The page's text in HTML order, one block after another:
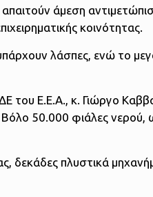
άμεση
κοινότητας.
λάσπες, ενώ το
του Ε.Ε.Α., κ. Γιώργο
50.000 φιάλες νερού,
δεκάδες πλυστικά